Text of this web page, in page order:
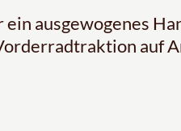
ausgewogenes
auf